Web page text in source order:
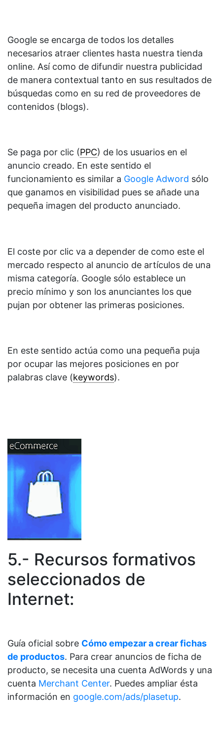
Google se encarga de todos los detalles
necesarios atraer clientes hasta nuestra tienda
online. Así como de difundir nuestra publicidad
de manera contextual tanto en sus resultados de
búsquedas como en su red de proveedores de
contenidos (blogs).
Se paga por clic (PPC) de los usuarios en el
anuncio creado. En este sentido el
funcionamiento es similar a Google Adword sólo
que ganamos en visibilidad pues se añade una
pequeña imagen del producto anunciado.
El coste por clic va a depender de como este el
mercado respecto al anuncio de artículos de una
misma categoría. Google sólo establece un
precio mínimo y son los anunciantes los que
pujan por obtener las primeras posiciones.
En este sentido actúa como una pequeña puja
por ocupar las mejores posiciones en por
palabras clave (keywords).
5.- Recursos formativos
seleccionados de
Internet:
Guía oficial sobre Cómo empezar a crear fichas
de productos. Para crear anuncios de ficha de
producto, se necesita una cuenta AdWords y una
cuenta Merchant Center. Puedes ampliar ésta
información en google.com/ads/plasetup.